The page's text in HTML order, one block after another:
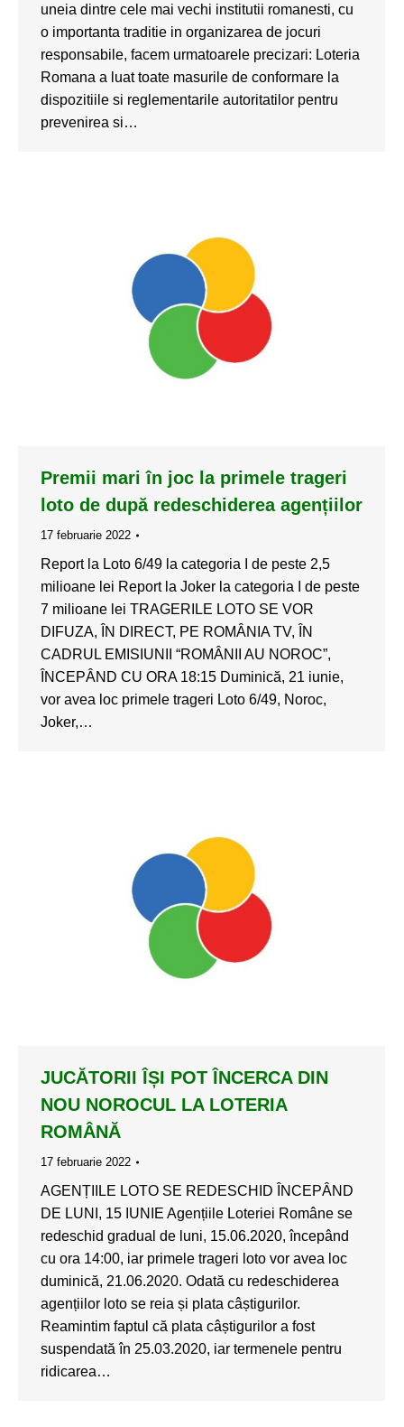
uneia dintre cele mai vechi institutii romanesti, cu
o importanta traditie in organizarea de jocuri
responsabile, facem urmatoarele precizari: Loteria
Romana a luat toate masurile de conformare la
dispozitiile si reglementarile autoritatilor pentru
prevenirea si…
Premii mari în joc la primele trageri
loto de după redeschiderea agențiilor
17 februarie 2022
Report la Loto 6/49 la categoria I de peste 2,5
milioane lei Report la Joker la categoria I de peste
7 milioane lei TRAGERILE LOTO SE VOR
DIFUZA, ÎN DIRECT, PE ROMÂNIA TV, ÎN
CADRUL EMISIUNII “ROMÂNII AU NOROC”,
ÎNCEPÂND CU ORA 18:15 Duminică, 21 iunie,
vor avea loc primele trageri Loto 6/49, Noroc,
Joker,…
JUCĂTORII ÎȘI POT ÎNCERCA DIN
NOU NOROCUL LA LOTERIA
ROMÂNĂ
17 februarie 2022
AGENȚIILE LOTO SE REDESCHID ÎNCEPÂND
DE LUNI, 15 IUNIE Agențiile Loteriei Române se
redeschid gradual de luni, 15.06.2020, începând
cu ora 14:00, iar primele trageri loto vor avea loc
duminică, 21.06.2020. Odată cu redeschiderea
agențiilor loto se reia și plata câștigurilor.
Reamintim faptul că plata câștigurilor a fost
suspendată în 25.03.2020, iar termenele pentru
ridicarea…